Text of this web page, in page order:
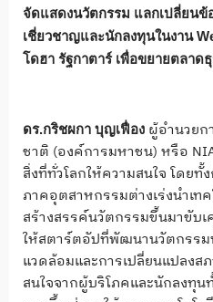
จัดแสดงนวัตกรรม แลกเปลี่ยน
เชี่ยวชาญและนักลงทุนในงาน
โดฮา รัฐกาตาร์ เพื่อขยายตลา
ดร.กริชผกา บุญเฟื่อง ผู้อำนวยก
ชาติ (องค์การมหาชน) หรือ
สิ่งที่ทั่วโลกให้ความสนใจ โดยทั้
ภาคอุตสาหกรรมต่างเร่งนำเท
สร้างสรรค์นวัตกรรมขึ้นมาขับ
ให้สตาร์ตอัปที่พัฒนานวัตกรรม
แวดล้อมและการเปลี่ยนแปลง
สนใจจากผู้บริโภคและนักลงทุน